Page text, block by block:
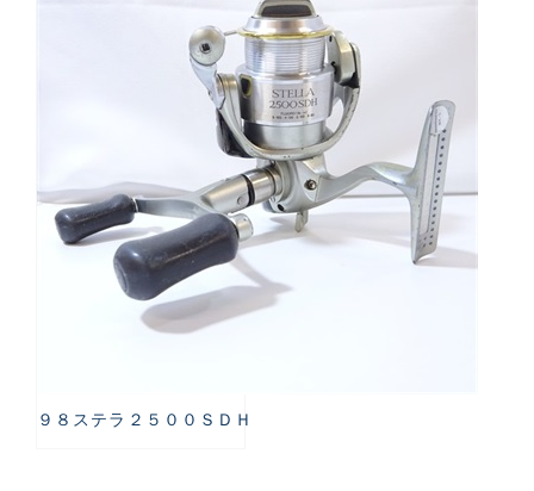
９８ステラ２５００ＳＤＨ